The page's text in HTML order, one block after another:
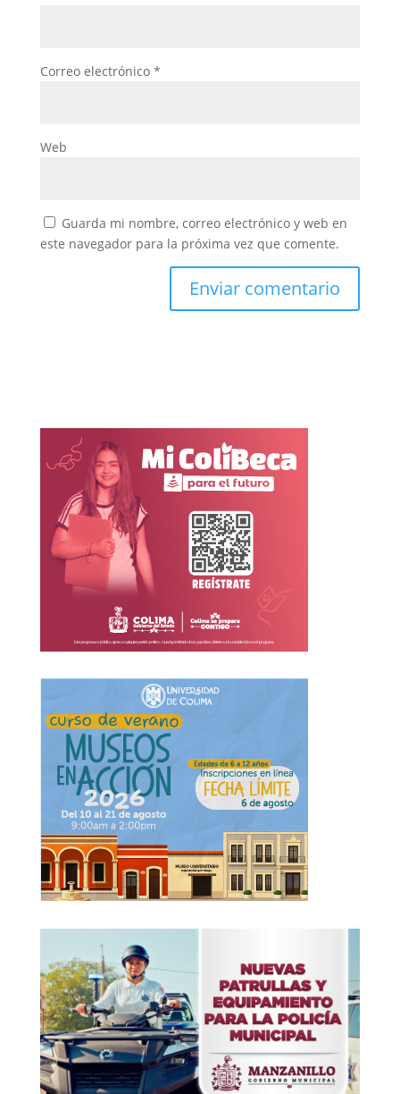
Correo electrónico *
Web
Guarda mi nombre, correo electrónico y web en
este navegador para la próxima vez que comente.